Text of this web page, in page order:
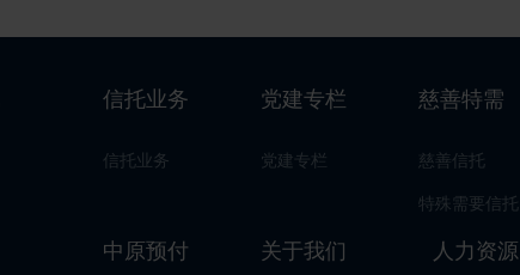
信托业务
信托业务
党建专栏
党建专栏
慈善特需
慈善信托
特殊需要信托
中原预付 关于我们 人力资源